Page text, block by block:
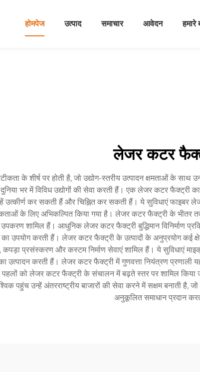
होमपेज उत्पाद समाचार आवेदन हमारे
लेजर कटर
के शीर्ष पर होती है, जो उद्योग-स्तरीय उत्पादन क्षमताओं के
भर में विविध उद्योगों की सेवा करती हैं। एक लेजर कटर फैक्ट्री
उत्कीर्ण कर सकती हैं और चिह्नित कर सकती हैं। ये सुविधाएं
के लिए अभिकल्पित किया गया है। लेजर कटर फैक्ट्री के भीतर
शामिल हैं। आधुनिक लेजर कटर फैक्ट्री बुद्धिमान विनिर्माण
का उपयोग करती हैं। लेजर कटर फैक्ट्री के उत्पादों के अनुप्रयोग कई
कपड़ा प्रसंस्करण और कस्टम निर्माण सेवाएं शामिल हैं। ये
उत्पादन करती हैं। लेजर कटर फैक्ट्री में गुणवत्ता नियंत्रण प्रणाली
पहलों को लेजर कटर फैक्ट्री के संचालन में बढ़ते स्तर पर शामिल
पहुंच उन्हें अंतरराष्ट्रीय बाजारों की सेवा करने में सक्षम बनाती
अनुकूलित समाधान प्रदान